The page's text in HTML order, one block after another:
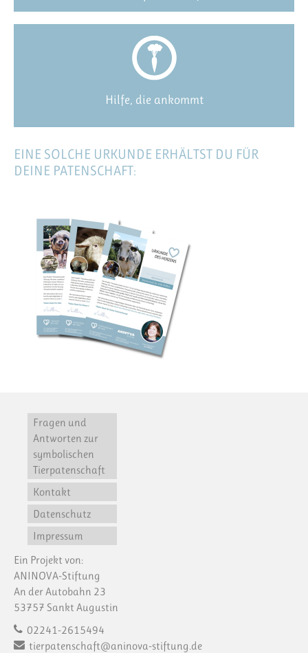
Hilfe, die ankommt
EINE SOLCHE URKUNDE ERHÄLTST DU FÜR
DEINE PATENSCHAFT:
Fragen und
Antworten zur
symbolischen
Tierpatenschaft
Kontakt
Datenschutz
Impressum
Ein Projekt von:
ANINOVA-Stiftung
An der Autobahn 23
53757 Sankt Augustin
02241-2615494
tierpatenschaft@aninova-stiftung.de